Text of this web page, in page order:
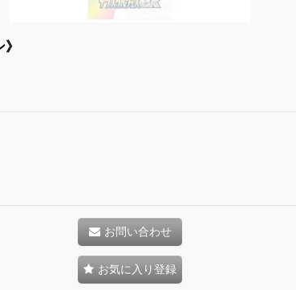
お問い合わせ
お気に入り登録